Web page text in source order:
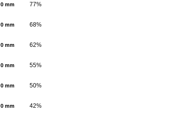
0 mm 77%
0 mm 68%
0 mm 62%
0 mm 55%
0 mm 50%
0 mm 42%